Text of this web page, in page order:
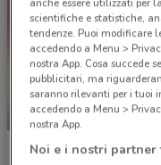
-4
PENNY
scientifiche e statistiche,
tendenze. Puoi modificare
accedendo a Menu >
nostra App. Cosa succede
pubblicitari, ma
saranno rilevanti per i tuoi
accedendo a Menu >
nostra App.
Noi e i nostri